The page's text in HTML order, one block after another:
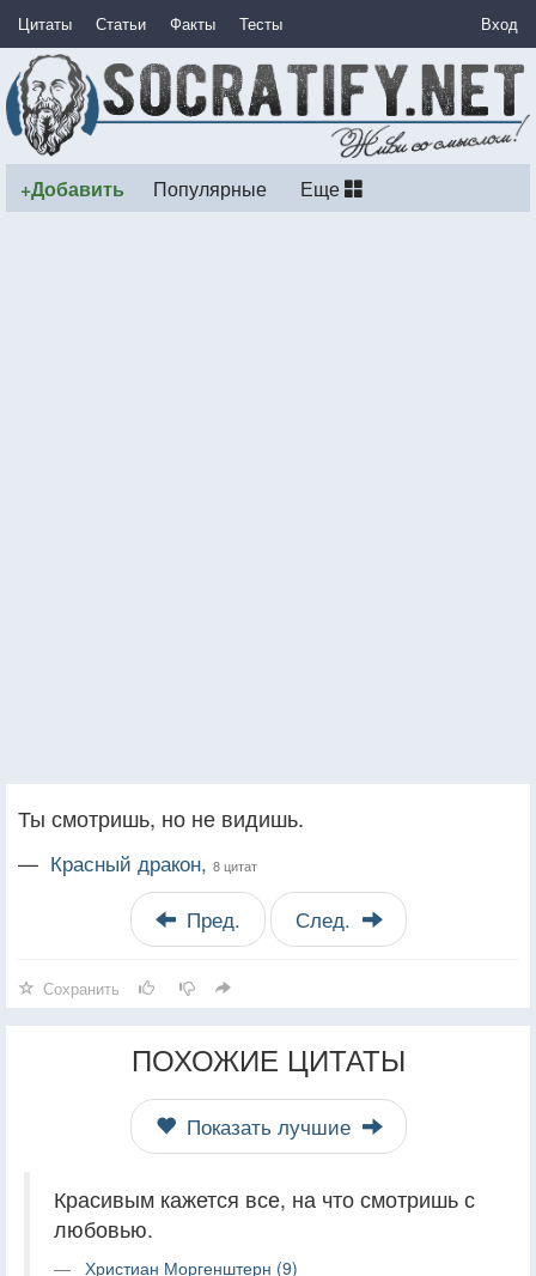
Цитаты Статьи Факты Тесты Вход
+Добавить Популярные Еще
Ты смотришь, но не видишь.
— Красный дракон, 8 цитат
Пред. След.
Сохранить
ПОХОЖИЕ ЦИТАТЫ
Показать лучшие
Красивым кажется все, на что смотришь с
любовью.
Христиан Моргенштерн (9)